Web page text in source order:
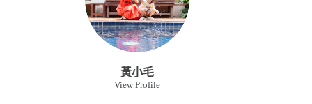
黃小毛
View Profile